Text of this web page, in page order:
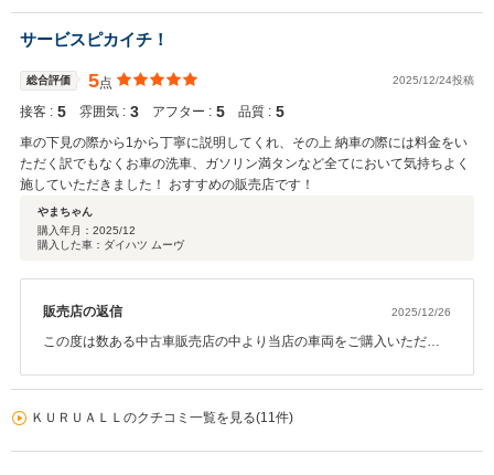
サービスピカイチ！
総合評価 5点 2025/12/24投稿
接客 : 5 雰囲気 : 3 アフター : 5 品質 : 5
車の下見の際から1から丁寧に説明してくれ、その上 納車の際には料金をい
ただく訳でもなくお車の洗車、ガソリン満タンなど全てにおいて気持ちよく
施していただきました！ おすすめの販売店です！
やまちゃん
購入年月： 2025/12
購入した車：ダイハツ ムーヴ
販売店の返信 2025/12/26
この度は数ある中古車販売店の中より当店の車両をご購入いただき
困りの際はお気軽にご相談ください！ これからも当店を宜しくお願
ＫＵＲＵＡＬＬのクチコミ一覧を見る(11件)